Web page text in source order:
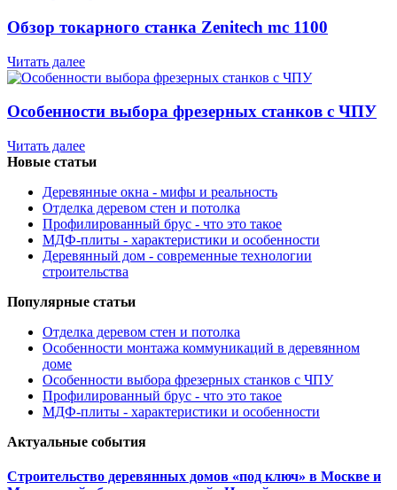
Обзор токарного станка Zenitech mc 1100
Читать далее
Особенности выбора фрезерных станков с ЧПУ
Читать далее
Новые статьи
Деревянные окна - мифы и реальность
Отделка деревом стен и потолка
Профилированный брус - что это такое
МДФ-плиты - характеристики и особенности
Деревянный дом - современные технологии
строительства
Популярные статьи
Отделка деревом стен и потолка
Особенности монтажа коммуникаций в деревянном
доме
Особенности выбора фрезерных станков с ЧПУ
Профилированный брус - что это такое
МДФ-плиты - характеристики и особенности
Актуальные события
Строительство деревянных домов «под ключ» в Москве и